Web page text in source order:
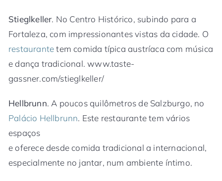
Stieglkeller. No Centro Histórico, subindo para a
Fortaleza, com impressionantes vistas da cidade. O
restaurantetem comida típica austríaca com música
e dança tradicional. www.taste-
gassner.com/stieglkeller/
Hellbrunn. A poucos quilômetros de Salzburgo, no
Palácio Hellbrunn. Este restaurante tem vários
espaços
e oferece desde comida tradicional a internacional,
especialmente no jantar, num ambiente íntimo.